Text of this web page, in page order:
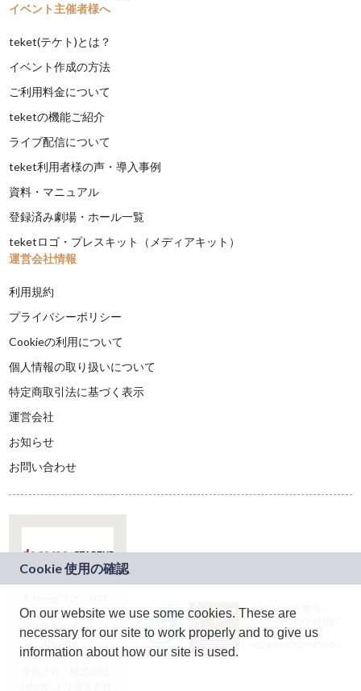
イベント主催者様へ
teket(テケト)とは？
イベント作成の方法
ご利用料金について
teketの機能ご紹介
ライブ配信について
teket利用者様の声・導入事例
資料・マニュアル
登録済み劇場・ホール一覧
teketロゴ・プレスキット（メディアキット）
運営会社情報
利用規約
プライバシーポリシー
Cookieの利用について
個人情報の取り扱いについて
特定商取引法に基づく表示
運営会社
お知らせ
お問い合わせ
ドコモグループの新
規事業創出プログラ
ム「docomo
STARTUP」を通じて
JASRAC許諾番号：
9024936001Y45037
JASRAC許諾番号：
On our website we use some cookies. These are
necessary for our site to work properly and to give us
information about how our site is used.